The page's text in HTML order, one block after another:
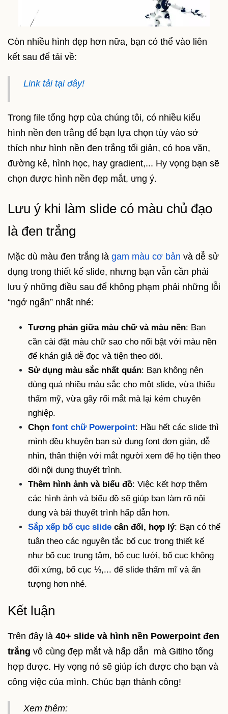
Còn nhiều hình đẹp hơn nữa, bạn có thể vào liên
kết sau để tải về:
Link tải tại đây!
Trong file tổng hợp của chúng tôi, có nhiều kiểu
hình nền đen trắng để bạn lựa chọn tùy vào sở
thích như hình nền đen trắng tối giản, có hoa văn,
đường kẻ, hình học, hay gradient,... Hy vọng bạn sẽ
chọn được hình nền đẹp mắt, ưng ý.
Lưu ý khi làm slide có màu chủ đạo
là đen trắng
Mặc dù màu đen trắng là gam màu cơ bản và dễ sử
dụng trong thiết kế slide, nhưng bạn vẫn cần phải
lưu ý những điều sau để không phạm phải những lỗi
“ngớ ngẩn” nhất nhé:
Tương phản giữa màu chữ và màu nền: Bạn
cần cài đặt màu chữ sao cho nổi bật với màu nền
để khán giả dễ đọc và tiện theo dõi.
Sử dụng màu sắc nhất quán: Bạn không nên
dùng quá nhiều màu sắc cho một slide, vừa thiếu
thẩm mỹ, vừa gây rối mắt mà lại kém chuyên
nghiệp.
Chọn font chữ Powerpoint: Hầu hết các slide thì
mình đều khuyên bạn sử dụng font đơn giản, dễ
nhìn, thân thiện với mắt người xem để họ tiện theo
dõi nội dung thuyết trình.
Thêm hình ảnh và biểu đồ: Việc kết hợp thêm
các hình ảnh và biểu đồ sẽ giúp bạn làm rõ nội
dung và bài thuyết trình hấp dẫn hơn.
Sắp xếp bố cục slide cân đối, hợp lý: Bạn có thể
tuân theo các nguyên tắc bố cục trong thiết kế
như bố cục trung tâm, bố cục lưới, bố cục không
đối xứng, bố cục ⅓,... để slide thẩm mĩ và ấn
tượng hơn nhé.
Kết luận
Trên đây là 40+ slide và hình nền Powerpoint đen
trắng vô cùng đẹp mắt và hấp dẫn mà Gitiho tổng
hợp được. Hy vọng nó sẽ giúp ích được cho bạn và
công việc của mình. Chúc bạn thành công!
Xem thêm: